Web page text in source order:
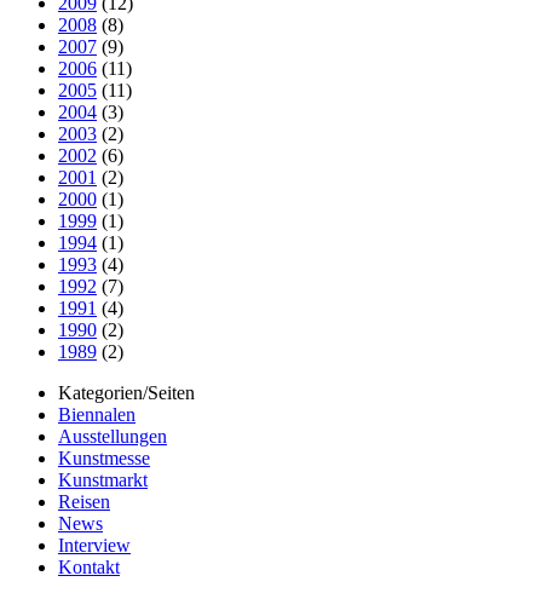
2008 (8)
2007 (9)
2006 (11)
2005 (11)
2004 (3)
2003 (2)
2002 (6)
2001 (2)
2000 (1)
1999 (1)
1994 (1)
1993 (4)
1992 (7)
1991 (4)
1990 (2)
1989 (2)
Kategorien/Seiten
Biennalen
Ausstellungen
Kunstmesse
Kunstmarkt
Reisen
News
Interview
Kontakt